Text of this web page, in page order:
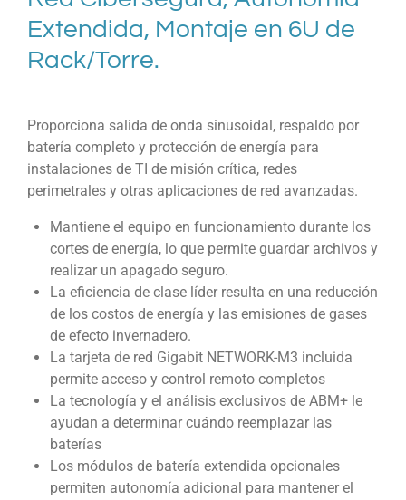
Extendida, Montaje en 6U de
Rack/Torre.
Proporciona salida de onda sinusoidal, respaldo por
batería completo y protección de energía para
instalaciones de TI de misión crítica, redes
perimetrales y otras aplicaciones de red avanzadas.
Mantiene el equipo en funcionamiento durante los
cortes de energía, lo que permite guardar archivos y
realizar un apagado seguro.
La eficiencia de clase líder resulta en una reducción
de los costos de energía y las emisiones de gases
de efecto invernadero.
La tarjeta de red Gigabit NETWORK-M3 incluida
permite acceso y control remoto completos
La tecnología y el análisis exclusivos de ABM+ le
ayudan a determinar cuándo reemplazar las
baterías
Los módulos de batería extendida opcionales
permiten autonomía adicional para mantener el